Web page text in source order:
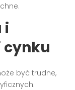
i
cynku
być trudne,